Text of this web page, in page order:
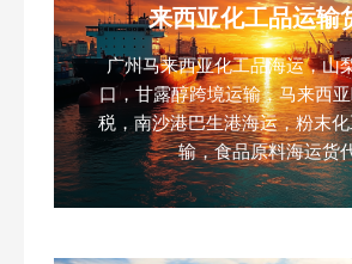
来西亚化工品运输
广州马来西亚化工品海运，山
口，甘露醇跨境运输，马来西
税，南沙港巴生港海运，粉末
输，食品原料海运货